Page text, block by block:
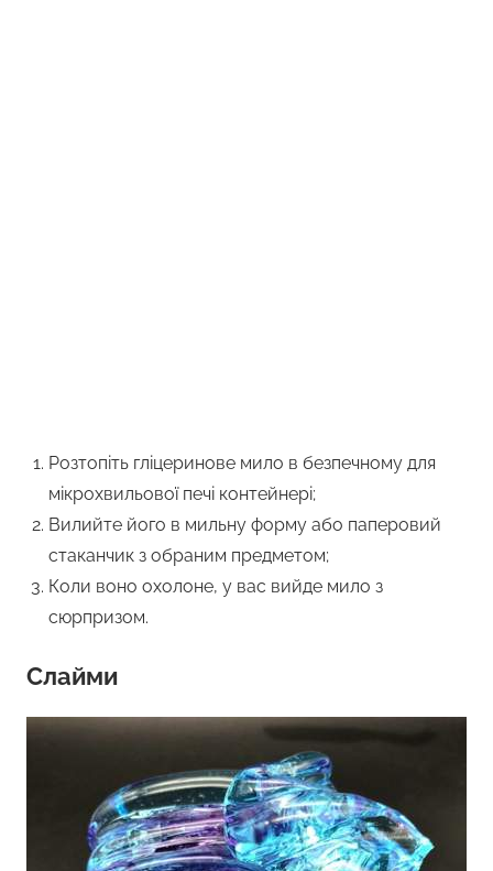
Розтопіть гліцеринове мило в безпечному для
мікрохвильової печі контейнері;
Вилийте його в мильну форму або паперовий
стаканчик з обраним предметом;
Коли воно охолоне, у вас вийде мило з
сюрпризом.
Слайми